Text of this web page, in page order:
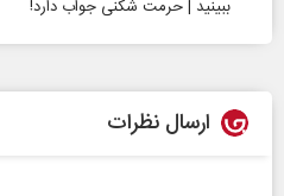
ببینید | حرمت‌ شکنی جواب دارد!
ارسال نظرات